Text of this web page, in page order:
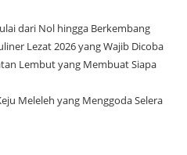
dari Nol hingga Berkembang
Lezat 2026 yang Wajib Dicoba
Lembut yang Membuat Siapa
Meleleh yang Menggoda Selera